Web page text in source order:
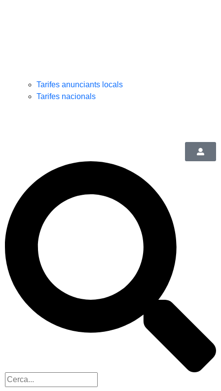
Tarifes anunciants locals
Tarifes nacionals